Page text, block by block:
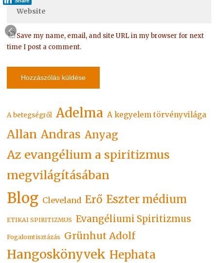
Save my name, email, and site URL in my browser for next
time I post a comment.
A betegségről Adelma A kegyelem törvényvilága
Allan Andras Anyag
Az evangélium a spiritizmus
megvilágításában
Blog Cleveland Erő Eszter médium
ETIKAI SPIRITIZMUS Evangéliumi Spiritizmus
Fogalomtisztázás Grünhut Adolf
Hangoskönyvek Hephata